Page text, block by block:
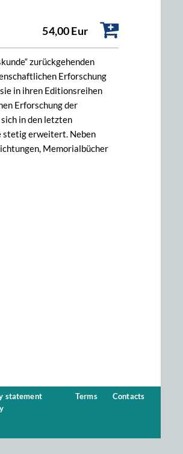
54,00 Eur
zurückgehenden
Erforschung
in ihren Editionsreihen
Erforschung der
in den letzten
stetig erweitert. Neben
Memorialbücher
statement
Terms Contacts